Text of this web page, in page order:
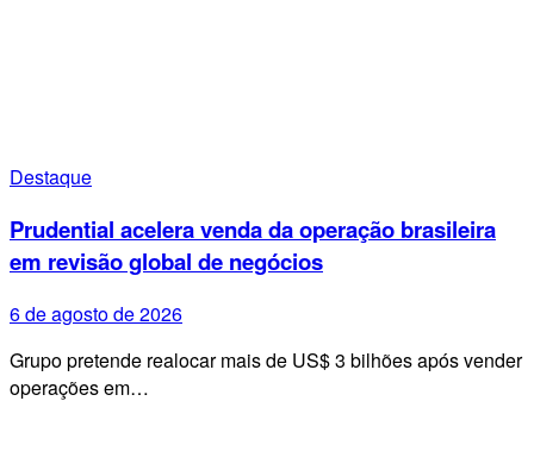
Destaque
Prudential acelera venda da operação brasileira
em revisão global de negócios
6 de agosto de 2026
Grupo pretende realocar mais de US$ 3 bilhões após vender
operações em…